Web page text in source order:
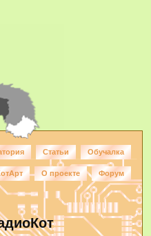
Статьи Обучалка
О проекте Форум